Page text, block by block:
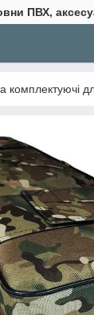
ПВХ,
комплектуючі